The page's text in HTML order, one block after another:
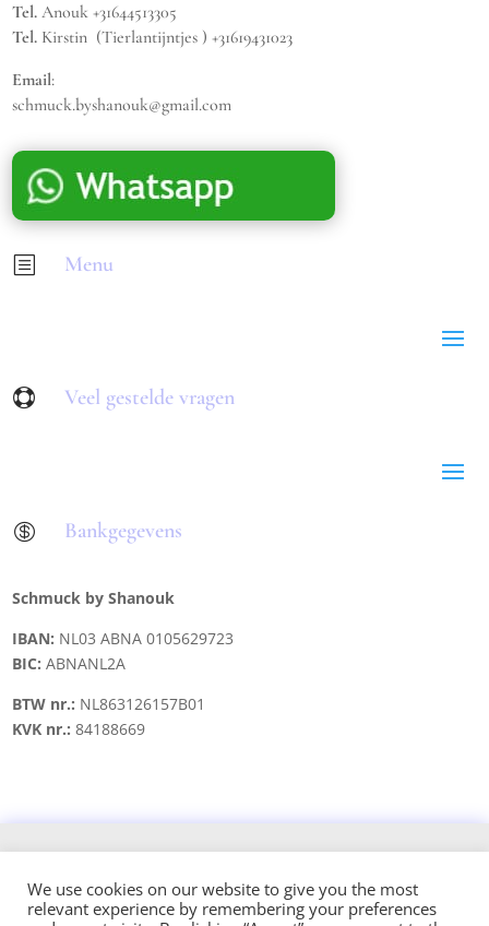
Tel. Anouk +31644513305
Tel. Kirstin (Tierlantijntjes ) +31619431023
Email:
schmuck.byshanouk@gmail.com
b Menu
 Veel gestelde vragen
 Bankgegevens
Schmuck by Shanouk
IBAN: NL03 ABNA 0105629723
BIC: ABNANL2A
BTW nr.: NL863126157B01
KVK nr.:84188669
We use cookies on our website to give you the most
relevant experience by remembering your preferences